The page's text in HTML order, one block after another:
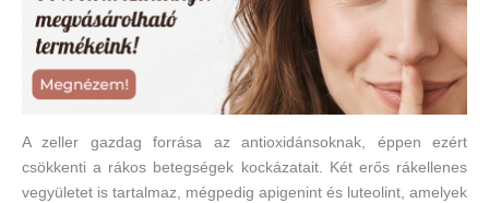
A zeller gazdag forrása az antioxidánsoknak, éppen ezért
csökkenti a rákos betegségek kockázatait. Két erős rákellenes
vegyületet is tartalmaz, mégpedig apigenint és luteolint, amelyek